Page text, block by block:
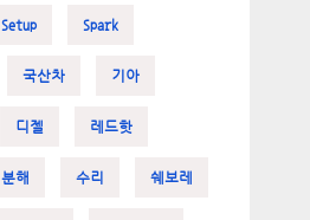
Setup Spark
국산차 기아
디젤 레드핫
분해 수리 쉐보레